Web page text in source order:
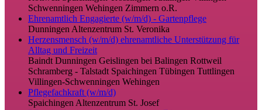
Schwenningen Wehingen Zimmern o.R.
Ehrenamtlich Engagierte (w/m/d) - Gartenpflege
Dunningen Altenzentrum St. Veronika
Herzensmensch (w/m/d) ehrenamtliche Unterstützung für
Alltag und Freizeit
Baindt Dunningen Geislingen bei Balingen Rottweil
Schramberg - Talstadt Spaichingen Tübingen Tuttlingen
Villingen-Schwenningen Wehingen
Pflegefachkraft (w/m/d)
Spaichingen Altenzentrum St. Josef